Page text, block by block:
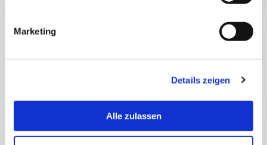
Marketing
Details zeigen
Alle zulassen
Do you have any questions about residents' parking?
here is the FAQ